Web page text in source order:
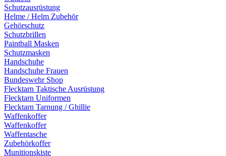
Schutzausrüstung
Helme / Helm Zubehör
Gehörschutz
Schutzbrillen
Paintball Masken
Schutzmasken
Handschuhe
Handschuhe Frauen
Bundeswehr Shop
Flecktarn Taktische Ausrüstung
Flecktarn Uniformen
Flecktarn Tarnung / Ghillie
Waffenkoffer
Waffenkoffer
Waffentasche
Zubehörkoffer
Munitionskiste